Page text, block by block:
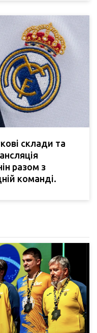
склади та
разом з
команді.